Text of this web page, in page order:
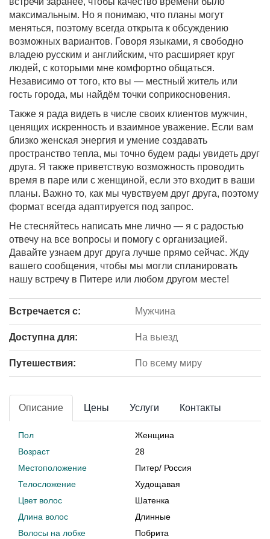
максимальным. Но я понимаю, что планы могут
меняться, поэтому всегда открыта к обсуждению
возможных вариантов. Говоря языками, я свободно
владею русским и английским, что расширяет круг
людей, с которыми мне комфортно общаться.
Независимо от того, кто вы — местный житель или
гость города, мы найдём точки соприкосновения.
Также я рада видеть в числе своих клиентов мужчин,
ценящих искренность и взаимное уважение. Если вам
близко женская энергия и умение создавать
пространство тепла, мы точно будем рады увидеть друг
друга. Я также приветствую возможность проводить
время в паре или с женщиной, если это входит в ваши
планы. Важно то, как мы чувствуем друг друга, поэтому
формат всегда адаптируется под запрос.
Не стесняйтесь написать мне лично — я с радостью
отвечу на все вопросы и помогу с организацией.
Давайте узнаем друг друга лучше прямо сейчас. Жду
вашего сообщения, чтобы мы могли спланировать
нашу встречу в Питере или любом другом месте!
Встречается с: Мужчина
Доступна для: На выезд
Путешествия: По всему миру
Описание Цены Услуги Контакты
Пол
Женщина
Возраст
28
Местоположение
Питер/ Россия
Телосложение
Худощавая
Цвет волос
Шатенка
Длина волос
Длинные
Волосы на лобке
Побрита